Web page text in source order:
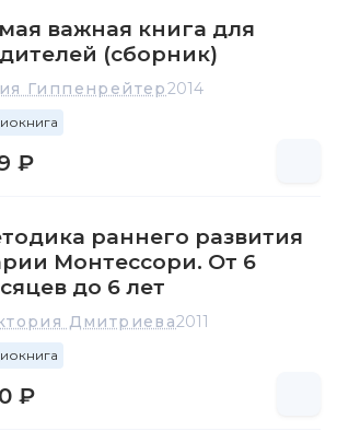
важная книга для
(сборник)
Гиппенрейтер2014
₽
раннего развития
Монтессори. От 6
до 6 лет
Дмитриева2011
₽